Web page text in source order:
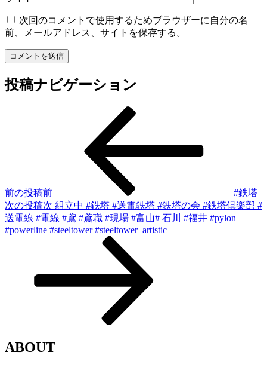
次回のコメントで使用するためブラウザーに自分の名
前、メールアドレス、サイトを保存する。
投稿ナビゲーション
前の投稿前
#鉄塔
次の投稿次 組立中 #鉄塔 #送電鉄塔 #鉄塔の会 #鉄塔倶楽部 #
送電線 #電線 #鳶 #鳶職 #現場 #富山# 石川 #福井 #pylon
#powerline #steeltower #steeltower_artistic
ABOUT